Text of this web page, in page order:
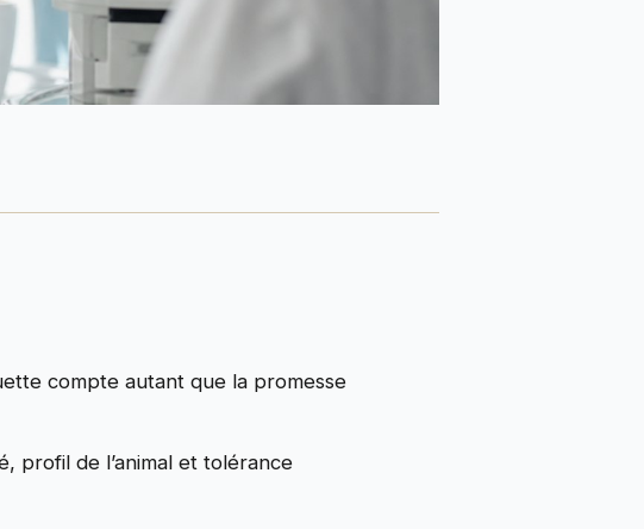
compte autant que la promesse
profil de l’animal et tolérance